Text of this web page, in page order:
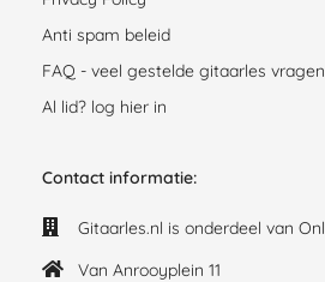
Anti spam beleid
FAQ - veel gestelde gitaarles vragen
Al lid? log hier in
Contact informatie:
Gitaarles.nl is onderdeel van
Van Anrooyplein 11